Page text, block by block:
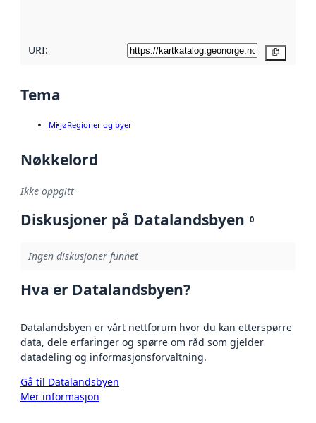
URI:
Tema
MiljøRegioner og byer
Nøkkelord
Ikke oppgitt
Diskusjoner på Datalandsbyen 0
Ingen diskusjoner funnet
Hva er Datalandsbyen?
Datalandsbyen er vårt nettforum hvor du kan etterspørre
data, dele erfaringer og spørre om råd som gjelder
datadeling og informasjonsforvaltning.
Gå til Datalandsbyen
Mer informasjon